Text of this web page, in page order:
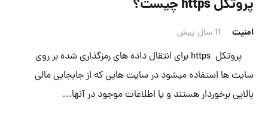
پروتکل https چیست؟
امنیت 11 سال پیش
پروتکل https برای انتقال داده های رمزگذاری شده بر روی
سایت ها استفاده میشود در سایت هایی که از جابجایی مالی
بالایی برخوردار هستند و یا اطلاعات موجود در آنها…